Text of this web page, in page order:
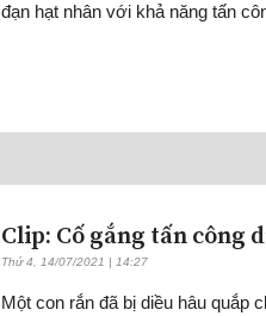
đạn hạt nhân với khả năng tấn
Clip: Cố gắng tấn công
Thứ 4, 14/07/2021 | 14:27
Một con rắn đã bị diều hâu quắp